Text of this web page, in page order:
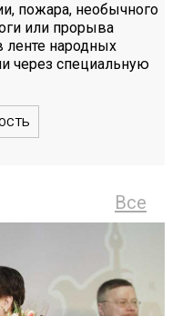
пожара, необычного
или прорыва
ленте народных
через специальную
Все